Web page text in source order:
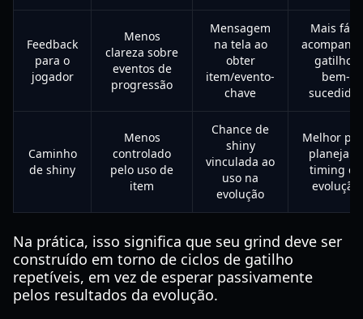
Feedback
para o
jogador
Menos
clareza sobre
eventos de
progressão
Mensagem
na tela ao
obter
item/evento-
chave
Mais fácil
gatilhos
bem-
sucedidos
Caminho
de shiny
Menos
controlado
pelo uso de
item
Chance de
shiny
vinculada ao
uso na
evolução
Melhor
planejar o
timing da
evolução
Na prática, isso significa que seu grind deve ser
construído em torno de ciclos de gatilho
repetíveis, em vez de esperar passivamente
pelos resultados da evolução.